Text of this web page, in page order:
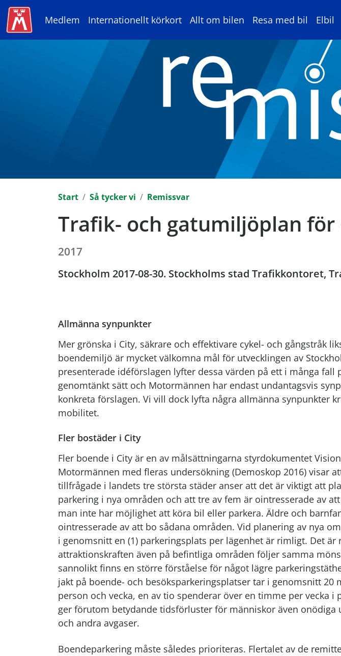
Medlem Internationellt körkort Allt om bilen Resa med bil Elbil
Start Så tycker vi Remissvar
Trafik- och gatumiljöplan för
2017
Stockholm 2017-08-30. Stockholms stad Trafikkontoret,
Allmänna synpunkter
Mer grönska i City, säkrare och effektivare cykel- och gångstråk
boendemiljö är mycket välkomna mål för utvecklingen av
presenterade idéförslagen lyfter dessa värden på ett i många fall
genomtänkt sätt och Motormännen har endast undantagsvis
konkreta förslagen. Vi vill dock lyfta några allmänna synpunkter
mobilitet.
Fler bostäder i City
Fler boende i City är en av målsättningarna styrdokumentet
Motormännen med fleras undersökning (Demoskop 2016) visar
tillfrågade i landets tre största städer anser att det är viktigt att
parkering i nya områden och att tre av fem är ointresserade av
man inte har möjlighet att köra bil eller parkera. Äldre och
ointresserade av att bo sådana områden. Vid planering av nya
i genomsnitt en (1) parkeringsplats per lägenhet är rimligt. Det
attraktionskraften även på befintliga områden följer samma
sannolikt finns en större förståelse för något lägre
jakt på boende- och besöksparkeringsplatser tar i genomsnitt 20
person och vecka, en av tio spenderar över en timme per vecka i
ger förutom betydande tidsförluster för människor även onödiga
och andra avgaser.
Boendeparkering måste således prioriteras. Flertalet av de